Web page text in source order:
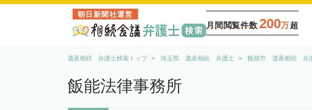
朝日新聞社運営
月間閲覧件数 200万超
遺産相続 弁護士検索トップ 埼玉県 遺産相続 弁護士 飯能市 遺産相続 弁
飯能法律事務所